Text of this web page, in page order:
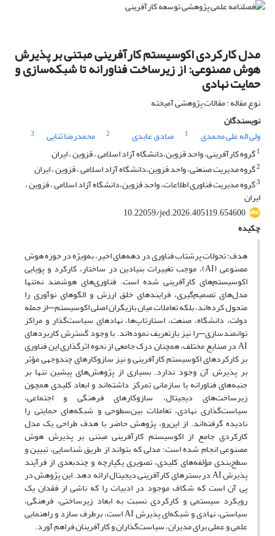
مدل کارکردی اکوسیستم کارآفرینی مبتنی بر پذیرش
هوش مصنوعی: از زیرساخت فناورانه تا شبکه‌سازی و
حمایت نهادی
نوع مقاله : مقالات پژوهشی آمیخته
نویسندگان
ولی اله علی محمدی
1 صادق عابدی 2 محمدرضا ثنایی
3
1گروه کارآفرینی، واحد قزوین،دانشگاه آزاد اسلامی ، قزوین ، ایران
2گروه مدیریت صنعتی، واحد قزوین،دانشگاه آزاد اسلامی ، قزوین ، ایران
3گروه مدیریت فناوری اطلاعات، واحد قزوین،دانشگاه آزاد اسلامی ، قزوین ،
ایران
10.22059/jed.2026.405119.654600
چکیده
هدف: تحولات پرشتاب فناوری در دهه‌های اخیر، به‌ویژه در حوزه هوش
مصنوعی (AI)، موجب تغییرات بنیادین در ساختار، کارکرد و پویایی
اکوسیستم‌های کارآفرینی شده است. فناوری‌های هوشمند نه‌تنها
مدل‌های تصمیم‌گیری، فرایندهای خلق ارزش و الگوهای نوآوری را
متحول کرده‌اند، بلکه تعاملات میان بازیگران اصلی اکوسیستم—از جمله
دولت، دانشگاه، صنعت، استارتاپ‌ها، نهادهای سیاست‌گذار و مراکز
توانمندسازی—را نیز بازتعریف نموده‌اند. با وجود گسترش کاربردهای
AI در صنایع مختلف، همچنان درک جامعی از نحوه اثرگذاری این فناوری
بر کارکردهای اکوسیستم کارآفرینی و نیز سازوکارهای چندوجهی مؤثر
بر پذیرش آن وجود ندارد. بسیاری از پژوهش‌های پیشین تنها بر
جنبه‌های فناورانه یا سازمانی تمرکز داشته‌اند و ابعاد کلیدی همچون
زیرساخت‌های دیجیتال، سازوکارهای فرهنگی و اجتماعی،
سیاست‌گذاری نهادی، تعاملات بین‌سطوحی و شبکه‌های حمایتی را
نادیده گرفته‌اند. از این‌رو، پژوهش حاضر با هدف طراحی یک مدل
کارکردی جامع از اکوسیستم کارآفرینی مبتنی بر پذیرش هوش
مصنوعی انجام شده است؛ مدلی که بتواند از طریق شناسایی، تبیین و
سطح‌بندی مؤلفه‌های کلیدی، تصویری یکپارچه و چندبعدی از فرآیند
پذیرش AI در بسترهای کارآفرینی دیجیتال ارائه دهد. این پژوهش در
پی آن است که شکاف موجود در ادبیات را که ناشی از فقدان یک
رویکرد سیستمی و کارکردی نسبت به ابعاد زیرساختی، فرهنگی،
سیاستی، نهادی و شبکه‌ای پذیرش AI است، برطرف سازد و راهنمایی
علمی و عملی برای مدیران، سیاست‌گذاران و کارآفرینان فراهم آورد.